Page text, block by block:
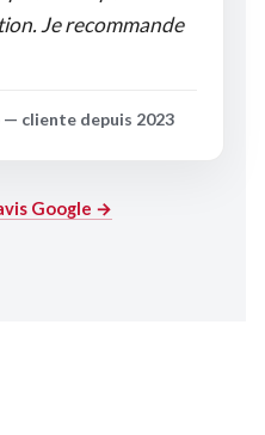
Je recommande
— cliente depuis 2023
Google →